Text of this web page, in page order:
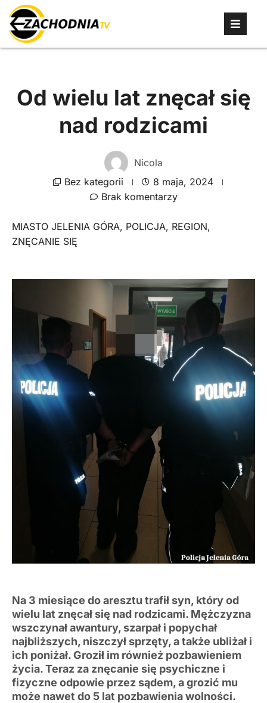
Od wielu lat znęcał się
nad rodzicami
Nicola
Bez kategorii
8 maja, 2024
Brak komentarzy
MIASTO JELENIA GÓRA, POLICJA, REGION,
ZNĘCANIE SIĘ
Na 3 miesiące do aresztu trafił syn, który od
wielu lat znęcał się nad rodzicami. Mężczyzna
wszczynał awantury, szarpał i popychał
najbliższych, niszczył sprzęty, a także ubliżał i
ich poniżał. Groził im również pozbawieniem
życia. Teraz za znęcanie się psychiczne i
fizyczne odpowie przez sądem, a grozić mu
może nawet do 5 lat pozbawienia wolności.